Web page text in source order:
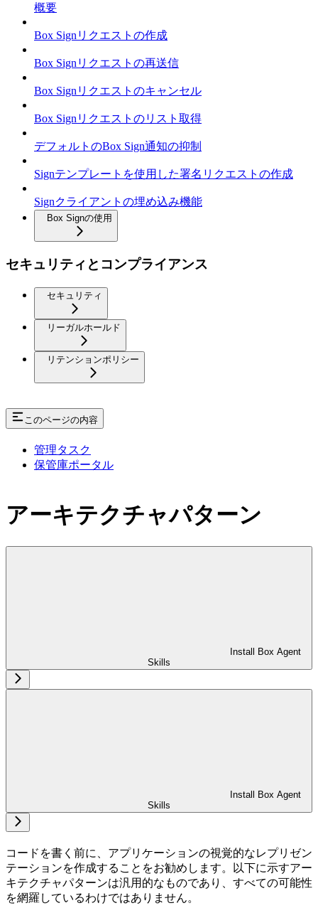
概要
Box Signリクエストの作成
Box Signリクエストの再送信
Box Signリクエストのキャンセル
Box Signリクエストのリスト取得
デフォルトのBox Sign通知の抑制
Signテンプレートを使用した署名リクエストの作成
Signクライアントの埋め込み機能
Box Signの使用
セキュリティとコンプライアンス
セキュリティ
リーガルホールド
リテンションポリシー
このページの内容
管理タスク
保管庫ポータル
アーキテクチャパターン
Install Box Agent
Skills
Install Box Agent
Skills
コードを書く前に、アプリケーションの視覚的なレプリゼン
テーションを作成することをお勧めします。以下に示すアー
キテクチャパターンは汎用的なものであり、すべての可能性
を網羅しているわけではありません。